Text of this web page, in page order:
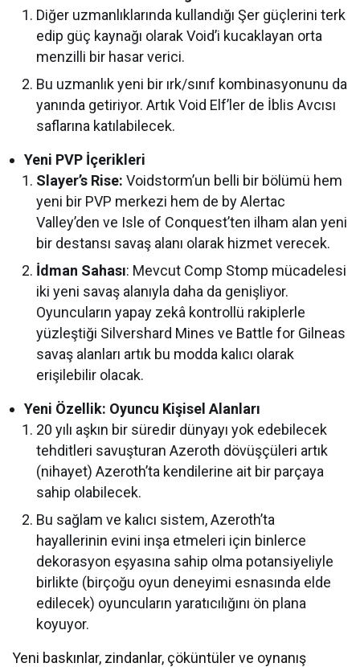
Diğer uzmanlıklarında kullandığı Şer güçlerini terk
edip güç kaynağı olarak Void’i kucaklayan orta
menzilli bir hasar verici.
Bu uzmanlık yeni bir ırk/sınıf kombinasyonunu da
yanında getiriyor. Artık Void Elf’ler de İblis Avcısı
saflarına katılabilecek.
Yeni PVP İçerikleri
Slayer’s Rise:Voidstorm’un belli bir bölümü hem
yeni bir PVP merkezi hem de by Alertac
Valley’den ve Isle of Conquest’ten ilham alan yeni
bir destansı savaş alanı olarak hizmet verecek.
İdman Sahası: Mevcut Comp Stomp mücadelesi
iki yeni savaş alanıyla daha da genişliyor.
Oyuncuların yapay zekâ kontrollü rakiplerle
yüzleştiği Silvershard Mines ve Battle for Gilneas
savaş alanları artık bu modda kalıcı olarak
erişilebilir olacak.
Yeni Özellik: Oyuncu Kişisel Alanları
20 yılı aşkın bir süredir dünyayı yok edebilecek
tehditleri savuşturan Azeroth dövüşçüleri artık
(nihayet) Azeroth’ta kendilerine ait bir parçaya
sahip olabilecek.
Bu sağlam ve kalıcı sistem, Azeroth’ta
hayallerinin evini inşa etmeleri için binlerce
dekorasyon eşyasına sahip olma potansiyeliyle
birlikte (birçoğu oyun deneyimi esnasında elde
edilecek) oyuncuların yaratıcılığını ön plana
koyuyor.
Yeni baskınlar, zindanlar, çöküntüler ve oynanış